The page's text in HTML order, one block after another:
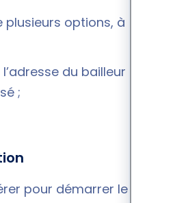
options, à savoir :
du bailleur ;
;
pour démarrer le décompte